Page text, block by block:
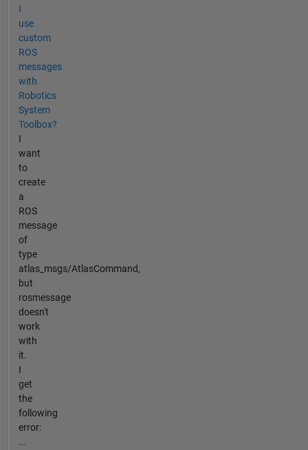
I
use
custom
ROS
messages
with
Robotics
System
Toolbox?
I
want
to
create
a
ROS
message
of
type
atlas_msgs/AtlasCommand,
but
rosmessage
doesn't
work
with
it.
I
get
the
following
error:
...